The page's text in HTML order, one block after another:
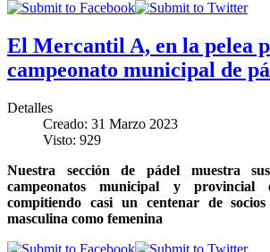
El Mercantil A, en la pelea
campeonato municipal de
Detalles
Creado: 31 Marzo 2023
Visto: 929
Nuestra sección de pádel muestra
campeonatos municipal y
compitiendo casi un centenar de
masculina como femenina